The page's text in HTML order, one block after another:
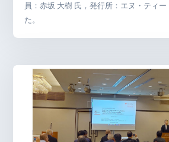
員：赤坂 大樹 氏，発行所：エヌ・ティー
た。